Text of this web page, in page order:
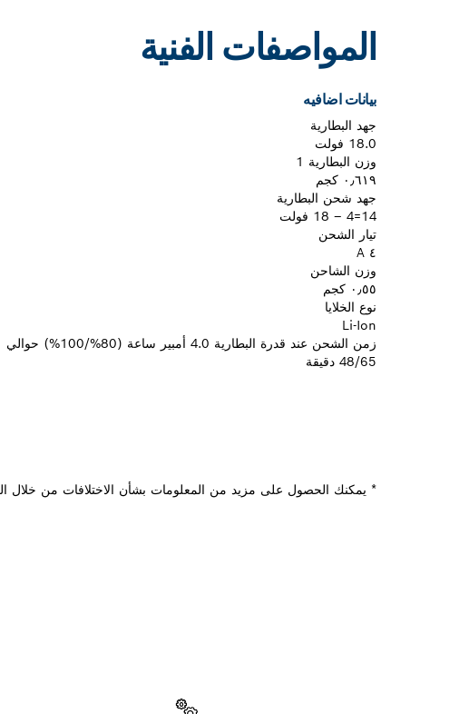
المواصفات الفنية
بيانات اضافيه
جهد البطارية
18.0 فولت
وزن البطارية 1‏
٠٫٦١٩ كجم
جهد شحن البطارية
14=4 – 18 فولت
تيار الشحن
٤ A
وزن الشاحن
٠٫٥٥ كجم
نوع الخلايا
Li-Ion
زمن الشحن عند قدرة البطارية 4.0 أمبير ساعة (80%/100%) حوالي
48/65 دقيقة
* يمكنك الحصول على مزيد من المعلومات بشأن الاختلافات من خلال